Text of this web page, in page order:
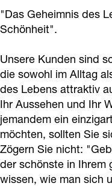
l
e
r
m
e
l
a
D
e
r
m
B
l
a
D
e
r
m
D
e
r
m
n
l
a
D
e
r
m
"Das Geheimnis des
Schönheit".
Unsere Kunden sind
die sowohl im Alltag
des Lebens attraktiv
Ihr Aussehen und Ihr
jemandem ein
möchten, sollten Sie
Zögern Sie nicht:
der schönste in Ihrem
wissen, wie man sich